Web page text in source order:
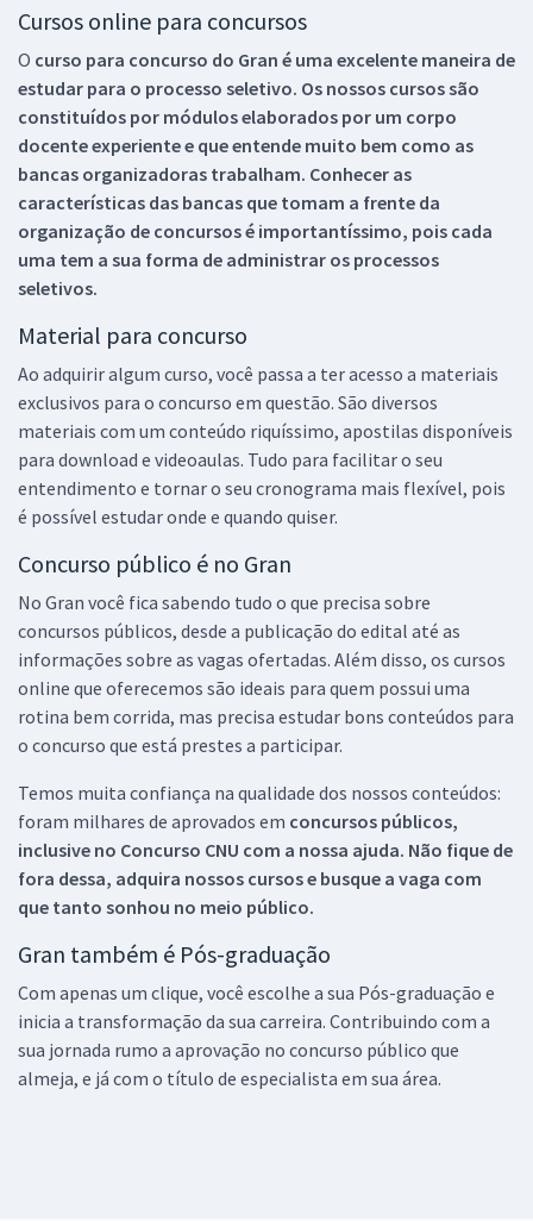
Cursos online para concursos
O curso para concurso do Gran é uma excelente maneira de
estudar para o processo seletivo. Os nossos cursos são
constituídos por módulos elaborados por um corpo
docente experiente e que entende muito bem como as
bancas organizadoras trabalham. Conhecer as
características das bancas que tomam a frente da
organização de concursos é importantíssimo, pois cada
uma tem a sua forma de administrar os processos
seletivos.
Material para concurso
Ao adquirir algum curso, você passa a ter acesso a materiais
exclusivos para o concurso em questão. São diversos
materiais com um conteúdo riquíssimo, apostilas disponíveis
para download e videoaulas. Tudo para facilitar o seu
entendimento e tornar o seu cronograma mais flexível, pois
é possível estudar onde e quando quiser.
Concurso público é no Gran
No Gran você fica sabendo tudo o que precisa sobre
concursos públicos, desde a publicação do edital até as
informações sobre as vagas ofertadas. Além disso, os cursos
online que oferecemos são ideais para quem possui uma
rotina bem corrida, mas precisa estudar bons conteúdos para
o concurso que está prestes a participar.
Temos muita confiança na qualidade dos nossos conteúdos:
foram milhares de aprovados em concursos públicos,
inclusive no Concurso CNU com a nossa ajuda. Não fique de
fora dessa, adquira nossos cursos e busque a vaga com
que tanto sonhou no meio público.
Gran também é Pós-graduação
Com apenas um clique, você escolhe a sua Pós-graduação e
inicia a transformação da sua carreira. Contribuindo com a
sua jornada rumo a aprovação no concurso público que
almeja, e já com o título de especialista em sua área.